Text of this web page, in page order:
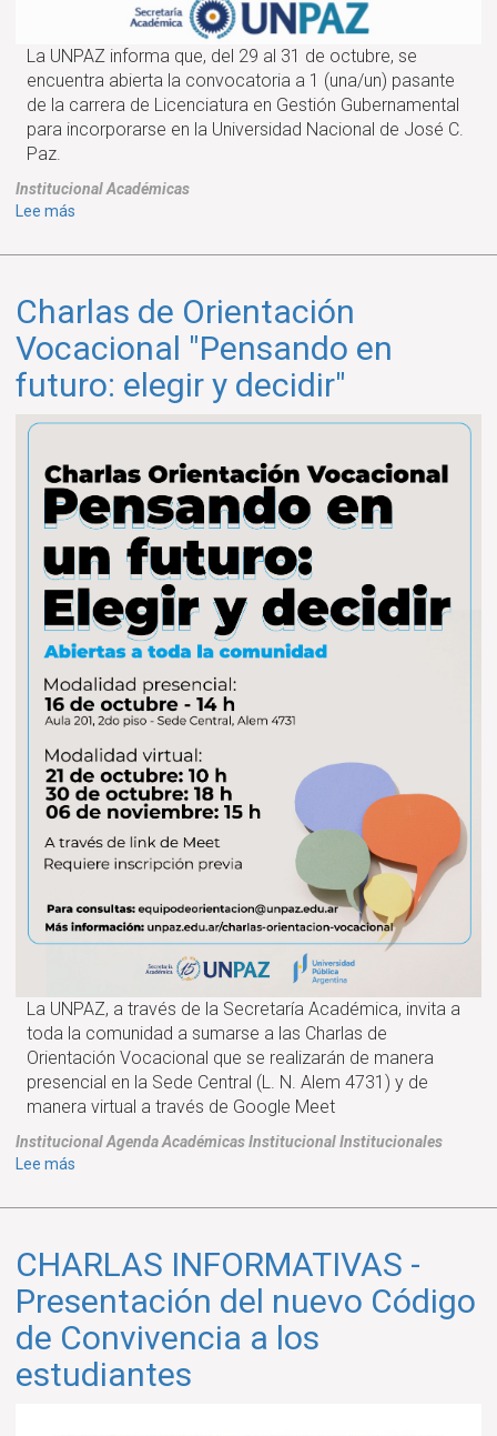
La UNPAZ informa que, del 29 al 31 de octubre, se
encuentra abierta la convocatoria a 1 (una/un) pasante
de la carrera de Licenciatura en Gestión Gubernamental
para incorporarse en la Universidad Nacional de José C.
Paz.
InstitucionalAcadémicas
Lee más
A
EN
UNIVERSIDAD
NACIONAL
JOSÉ
PAZ
Charlas de Orientación
Vocacional "Pensando en
futuro: elegir y decidir"
La UNPAZ, a través de la Secretaría Académica, invita a
toda la comunidad a sumarse a las Charlas de
Orientación Vocacional que se realizarán de manera
presencial en la Sede Central (L. N. Alem 4731) y de
manera virtual a través de Google Meet
InstitucionalAgendaAcadémicasInstitucionalInstitucionales
Lee más
de
Vocacional
"Pensando
en
futuro:
elegir
y
CHARLAS INFORMATIVAS -
Presentación del nuevo Código
de Convivencia a los
estudiantes